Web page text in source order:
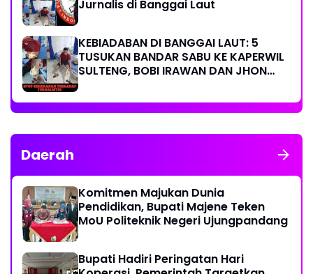
Jurnalis di Banggai Laut
KEBIADABAN DI BANGGAI LAUT: 5
TUSUKAN BANDAR SABU KE KAPERWIL
SULTENG, BOBI IRAWAN DAN JHON
Daerah
Komitmen Majukan Dunia
Pendidikan, Bupati Majene Teken
MoU Politeknik Negeri Ujungpandang
Bupati Hadiri Peringatan Hari